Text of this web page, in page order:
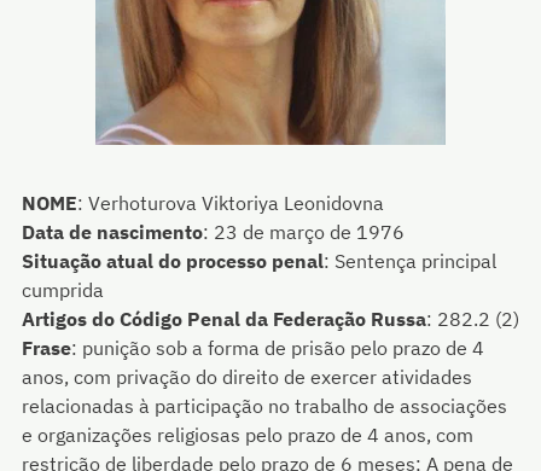
NOME: Verhoturova Viktoriya Leonidovna
Data de nascimento: 23 de março de 1976
Situação atual do processo penal: Sentença principal
cumprida
Artigos do Código Penal da Federação Russa: 282.2 (2)
Frase: punição sob a forma de prisão pelo prazo de 4
anos, com privação do direito de exercer atividades
relacionadas à participação no trabalho de associações
e organizações religiosas pelo prazo de 4 anos, com
restrição de liberdade pelo prazo de 6 meses; A pena de